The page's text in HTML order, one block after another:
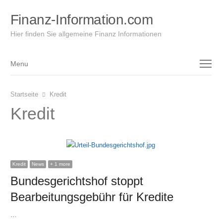
Finanz-Information.com
Hier finden Sie allgemeine Finanz Informationen
Menu
Menu
Startseite Kredit
Kredit
Kredit News + 1 more
Bundesgerichtshof stoppt
Bearbeitungsgebühr für Kredite
…